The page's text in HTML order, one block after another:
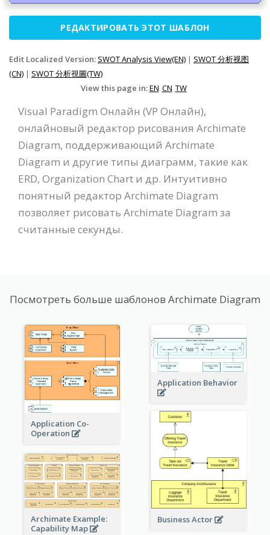
РЕДАКТИРОВАТЬ ЭТОТ ШАБЛОН
Edit Localized Version: SWOT Analysis View(EN) | SWOT 分析视图
(CN) | SWOT 分析視圖(TW)
View this page in:EN CN TW
Visual Paradigm Онлайн (VP Онлайн),
онлайновый редактор рисования Archimate
Diagram, поддерживающий Archimate
Diagram и другие типы диаграмм, такие как
ERD, Organization Chart и др. Интуитивно
понятный редактор Archimate Diagram
позволяет рисовать Archimate Diagram за
считанные секунды.
Посмотреть больше шаблонов Archimate Diagram
Application Co-
Operation
Application Behavior
Business Actor
Archimate Example:
Capability Map